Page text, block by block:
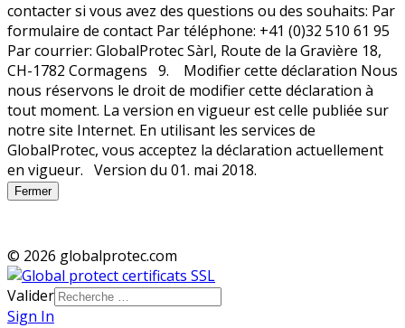
Fermer
© 2026 globalprotec.com
Valider
Sign In